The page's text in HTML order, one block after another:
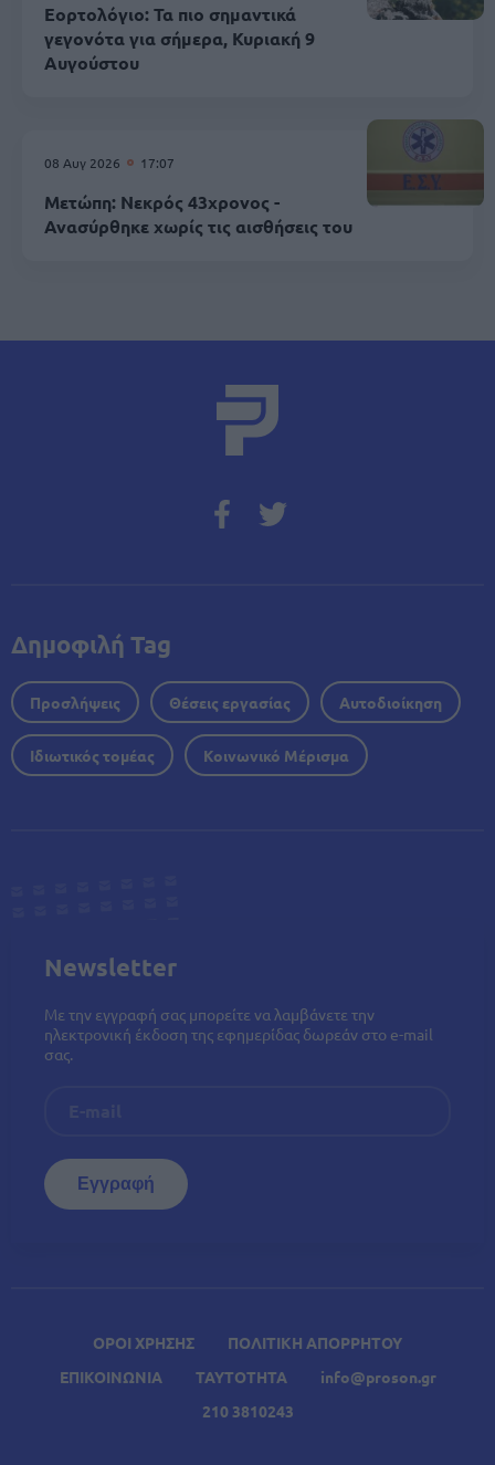
Εορτολόγιο: Τα πιο σημαντικά
γεγονότα για σήμερα, Κυριακή 9
Αυγούστου
08 Αυγ 2026 17:07
Μετώπη: Νεκρός 43χρονος -
Ανασύρθηκε χωρίς τις αισθήσεις του
ΟΡΟΙ ΧΡΗΣΗΣ
ΠΟΛΙΤΙΚΗ ΑΠΟΡΡΗΤΟΥ
ΕΠΙΚΟΙΝΩΝΙΑ
ΤΑΥΤΟΤΗΤΑ
info@proson.gr
210 3810243
Δημοφιλή Tag
Προσλήψεις Θέσεις εργασίας Αυτοδιοίκηση
Ιδιωτικός τομέας Κοινωνικό Μέρισμα
Newsletter
Με την εγγραφή σας μπορείτε να λαμβάνετε την
ηλεκτρονική έκδοση της εφημερίδας δωρεάν στο e-mail
σας.